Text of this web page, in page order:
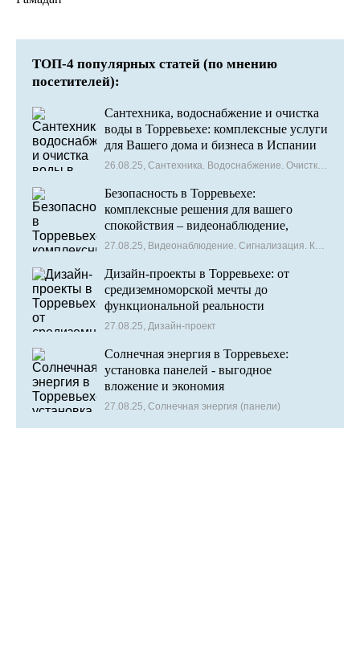
ТОП-4 популярных статей (по мнению
посетителей):
Сантехника, водоснабжение и очистка
воды в Торревьехе: комплексные услуги
для Вашего дома и бизнеса в Испании
26.08.25, Сантехника. Водоснабжение. Очистка воды
Безопасность в Торревьехе:
комплексные решения для вашего
спокойствия – видеонаблюдение,
сигнализация и контроль доступа
27.08.25, Видеонаблюдение. Сигнализация. Контроль доступа
Дизайн-проекты в Торревьехе: от
средиземноморской мечты до
функциональной реальности
27.08.25, Дизайн-проект
Солнечная энергия в Торревьехе:
установка панелей - выгодное
вложение и экономия
27.08.25, Солнечная энергия (панели)